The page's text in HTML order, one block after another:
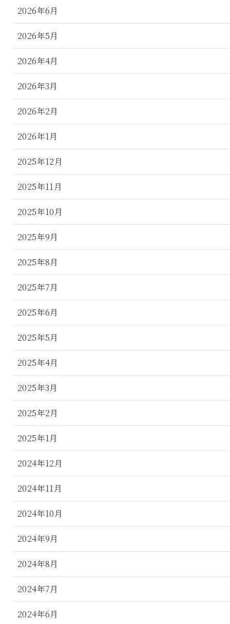
2026年6月
2026年5月
2026年4月
2026年3月
2026年2月
2026年1月
2025年12月
2025年11月
2025年10月
2025年9月
2025年8月
2025年7月
2025年6月
2025年5月
2025年4月
2025年3月
2025年2月
2025年1月
2024年12月
2024年11月
2024年10月
2024年9月
2024年8月
2024年7月
2024年6月